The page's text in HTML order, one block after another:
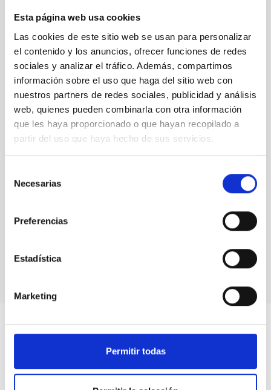
Esta página web usa cookies
Las cookies de este sitio web se usan para personalizar
el contenido y los anuncios, ofrecer funciones de redes
sociales y analizar el tráfico. Además, compartimos
información sobre el uso que haga del sitio web con
nuestros partners de redes sociales, publicidad y análisis
web, quienes pueden combinarla con otra información
que les haya proporcionado o que hayan recopilado a
partir del uso que haya hecho de sus servicios.
Necesarias
Preferencias
Estadística
Marketing
Permitir todas